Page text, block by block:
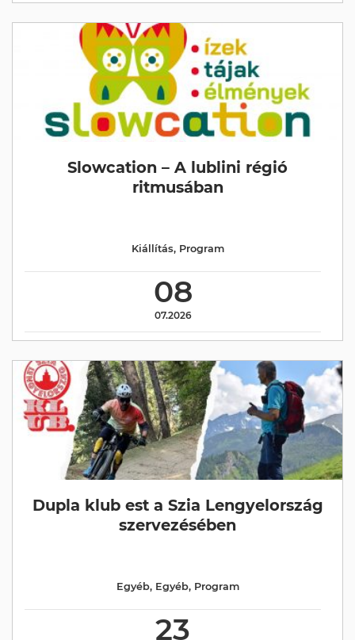
Slowcation – A lublini régió
ritmusában
08
07.2026
Kiállítás, Program
Dupla klub est a Szia Lengyelország
szervezésében
23
Egyéb, Egyéb, Program